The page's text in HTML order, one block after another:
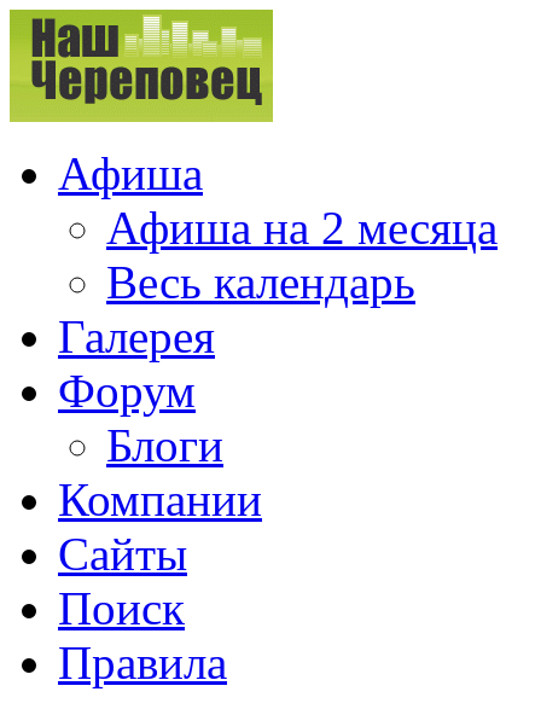
Афиша
Афиша на 2 месяца
Весь календарь
Галерея
Форум
Блоги
Компании
Сайты
Поиск
Правила